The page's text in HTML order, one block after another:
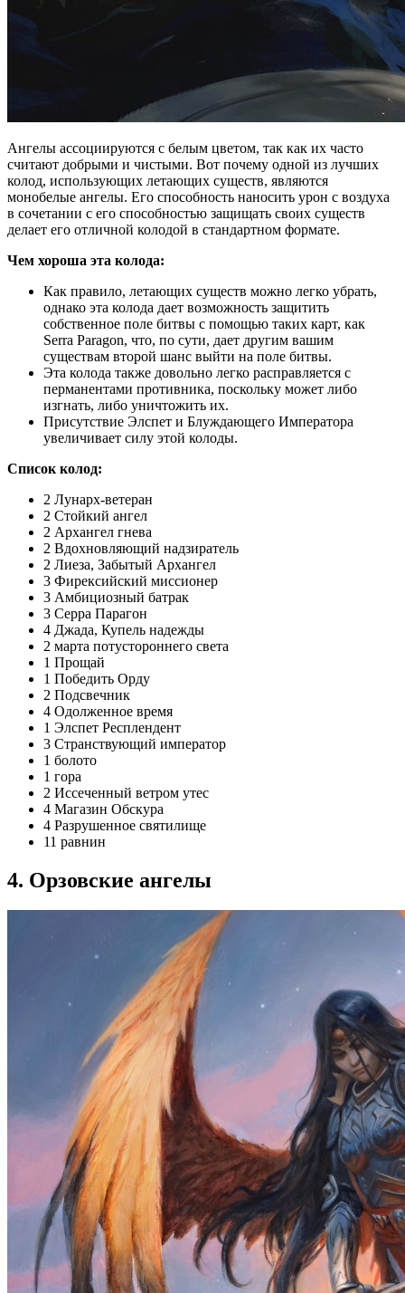
Ангелы ассоциируются с белым цветом, так как их часто
считают добрыми и чистыми. Вот почему одной из лучших
колод, использующих летающих существ, являются
монобелые ангелы. Его способность наносить урон с воздуха
в сочетании с его способностью защищать своих существ
делает его отличной колодой в стандартном формате.
Чем хороша эта колода:
Как правило, летающих существ можно легко убрать,
однако эта колода дает возможность защитить
собственное поле битвы с помощью таких карт, как
Serra Paragon, что, по сути, дает другим вашим
существам второй шанс выйти на поле битвы.
Эта колода также довольно легко расправляется с
перманентами противника, поскольку может либо
изгнать, либо уничтожить их.
Присутствие Элспет и Блуждающего Императора
увеличивает силу этой колоды.
Список колод:
2 Лунарх-ветеран
2 Стойкий ангел
2 Архангел гнева
2 Вдохновляющий надзиратель
2 Лиеза, Забытый Архангел
3 Фирексийский миссионер
3 Амбициозный батрак
3 Серра Парагон
4 Джада, Купель надежды
2 марта потустороннего света
1 Прощай
1 Победить Орду
2 Подсвечник
4 Одолженное время
1 Элспет Респлендент
3 Странствующий император
1 болото
1 гора
2 Иссеченный ветром утес
4 Магазин Обскура
4 Разрушенное святилище
11 равнин
4. Орзовские ангелы